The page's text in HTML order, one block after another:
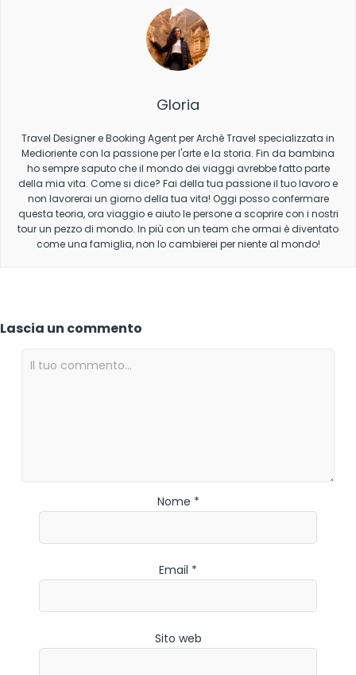
Gloria
Travel Designer e Booking Agent per Archè Travel specializzata in
Medioriente con la passione per l'arte e la storia. Fin da bambina
ho sempre saputo che il mondo dei viaggi avrebbe fatto parte
della mia vita. Come si dice? Fai della tua passione il tuo lavoro e
non lavorerai un giorno della tua vita! Oggi posso confermare
questa teoria, ora viaggio e aiuto le persone a scoprire con i nostri
tour un pezzo di mondo. In più con un team che ormai è diventato
come una famiglia, non lo cambierei per niente al mondo!
Lascia un commento
Nome *
Email *
Sito web